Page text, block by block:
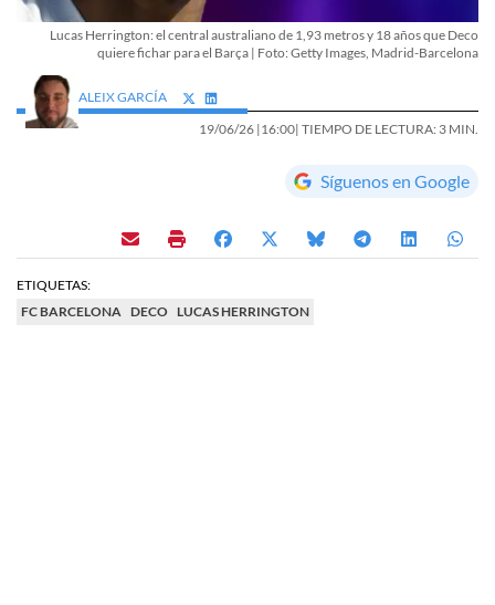
Lucas Herrington: el central australiano de 1,93 metros y 18 años que Deco
quiere fichar para el Barça | Foto: Getty Images, Madrid-Barcelona
ALEIX GARCÍA
19/06/26 |16:00| TIEMPO DE LECTURA: 3 MIN.
Síguenos en Google
ETIQUETAS:
FC BARCELONA
DECO LUCAS HERRINGTON